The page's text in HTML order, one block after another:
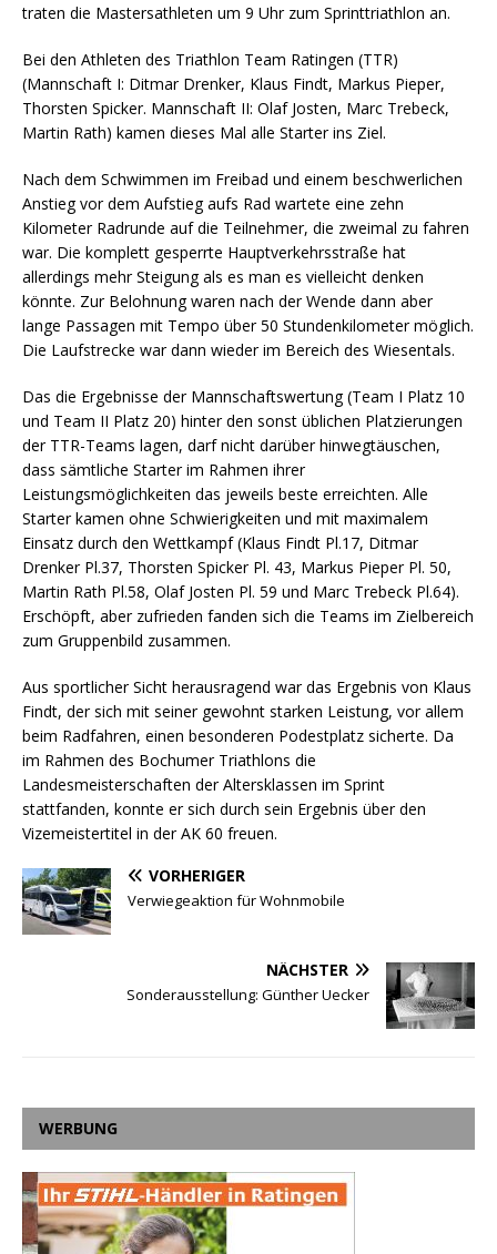
traten die Mastersathleten um 9 Uhr zum Sprinttriathlon an.
Bei den Athleten des Triathlon Team Ratingen (TTR)
(Mannschaft I: Ditmar Drenker, Klaus Findt, Markus Pieper,
Thorsten Spicker. Mannschaft II: Olaf Josten, Marc Trebeck,
Martin Rath) kamen dieses Mal alle Starter ins Ziel.
Nach dem Schwimmen im Freibad und einem beschwerlichen
Anstieg vor dem Aufstieg aufs Rad wartete eine zehn
Kilometer Radrunde auf die Teilnehmer, die zweimal zu fahren
war. Die komplett gesperrte Hauptverkehrsstraße hat
allerdings mehr Steigung als es man es vielleicht denken
könnte. Zur Belohnung waren nach der Wende dann aber
lange Passagen mit Tempo über 50 Stundenkilometer möglich.
Die Laufstrecke war dann wieder im Bereich des Wiesentals.
Das die Ergebnisse der Mannschaftswertung (Team I Platz 10
und Team II Platz 20) hinter den sonst üblichen Platzierungen
der TTR-Teams lagen, darf nicht darüber hinwegtäuschen,
dass sämtliche Starter im Rahmen ihrer
Leistungsmöglichkeiten das jeweils beste erreichten. Alle
Starter kamen ohne Schwierigkeiten und mit maximalem
Einsatz durch den Wettkampf (Klaus Findt Pl.17, Ditmar
Drenker Pl.37, Thorsten Spicker Pl. 43, Markus Pieper Pl. 50,
Martin Rath Pl.58, Olaf Josten Pl. 59 und Marc Trebeck Pl.64).
Erschöpft, aber zufrieden fanden sich die Teams im Zielbereich
zum Gruppenbild zusammen.
Aus sportlicher Sicht herausragend war das Ergebnis von Klaus
Findt, der sich mit seiner gewohnt starken Leistung, vor allem
beim Radfahren, einen besonderen Podestplatz sicherte. Da
im Rahmen des Bochumer Triathlons die
Landesmeisterschaften der Altersklassen im Sprint
stattfanden, konnte er sich durch sein Ergebnis über den
Vizemeistertitel in der AK 60 freuen.
VORHERIGER
Verwiegeaktion für Wohnmobile
NÄCHSTER
Sonderausstellung: Günther Uecker
WERBUNG